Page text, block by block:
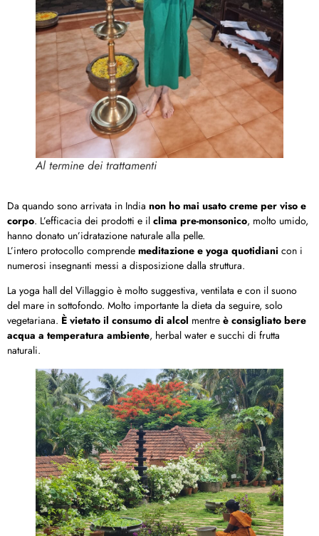
Al termine dei trattamenti
Da quando sono arrivata in India non ho mai usato creme per viso e
corpo. L’efficacia dei prodotti e il clima pre-monsonico, molto umido,
hanno donato un’idratazione naturale alla pelle.
L’intero protocollo comprende meditazione e yoga quotidiani con i
numerosi insegnanti messi a disposizione dalla struttura.
La yoga hall del Villaggio è molto suggestiva, ventilata e con il suono
del mare in sottofondo. Molto importante la dieta da seguire, solo
vegetariana. È vietato il consumo di alcol mentre è consigliato bere
acqua a temperatura ambiente, herbal water e succhi di frutta
naturali.